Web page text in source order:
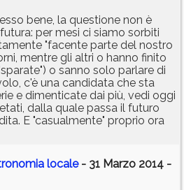
bene, la questione non è
per mesi ci siamo sorbiti
"facente parte del nostro
mentre gli altri o hanno finito
o sanno solo parlare di
c'è una candidata che sta
e dimenticate dai più, vedi oggi
dalla quale passa il futuro
E "casualmente" proprio ora
locale- 31 Marzo 2014 -